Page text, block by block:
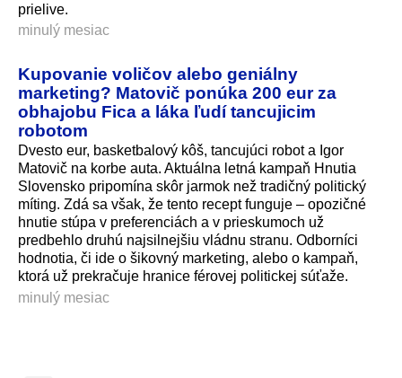
prielive.
minulý mesiac
Kupovanie voličov alebo geniálny
marketing? Matovič ponúka 200 eur za
obhajobu Fica a láka ľudí tancujicim
robotom
Dvesto eur, basketbalový kôš, tancujúci robot a Igor
Matovič na korbe auta. Aktuálna letná kampaň Hnutia
Slovensko pripomína skôr jarmok než tradičný politický
míting. Zdá sa však, že tento recept funguje – opozičné
hnutie stúpa v preferenciách a v prieskumoch už
predbehlo druhú najsilnejšiu vládnu stranu. Odborníci
hodnotia, či ide o šikovný marketing, alebo o kampaň,
ktorá už prekračuje hranice férovej politickej súťaže.
minulý mesiac